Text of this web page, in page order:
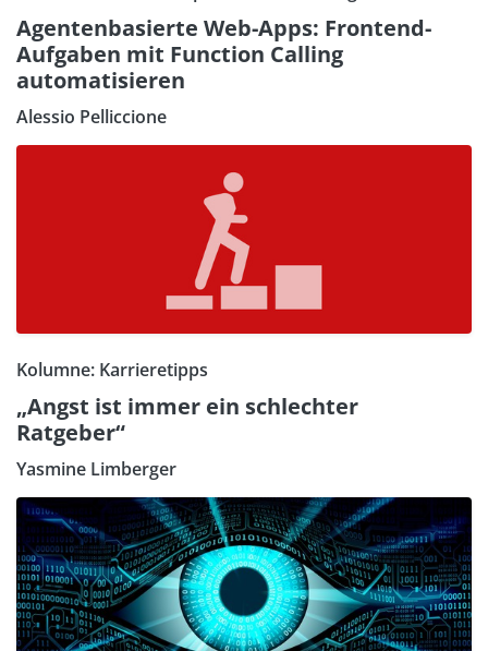
Agentenbasierte Web-Apps: Frontend-
Aufgaben mit Function Calling
automatisieren
Alessio Pelliccione
Kolumne: Karrieretipps
„Angst ist immer ein schlechter
Ratgeber“
Yasmine Limberger